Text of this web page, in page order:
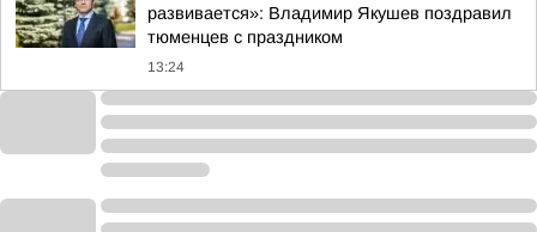
развивается»: Владимир Якушев поздравил
тюменцев с праздником
13:24